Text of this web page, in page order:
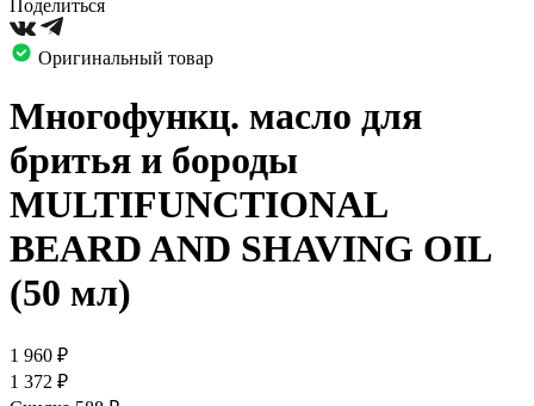
Поделиться
Оригинальный товар
Многофункц. масло для
бритья и бороды
MULTIFUNCTIONAL
BEARD AND SHAVING OIL
(50 мл)
1 960 ₽
1 372 ₽